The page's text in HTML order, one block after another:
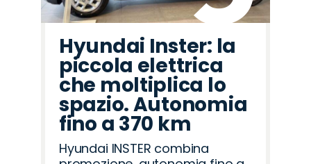
Hyundai Inster: la
piccola elettrica
che moltiplica lo
spazio. Autonomia
fino a 370 km
Hyundai INSTER combina